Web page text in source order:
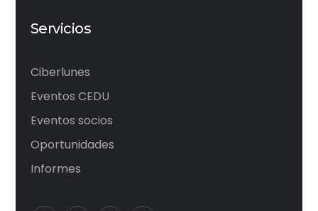
Servicios
Ciberlunes
Eventos CEDU
Eventos socios
Oportunidades
Informes